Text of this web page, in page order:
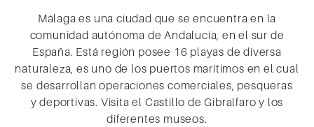
Málaga es una ciudad que se encuentra en la
comunidad autónoma de Andalucía, en el sur de
España. Está región posee 16 playas de diversa
naturaleza, es uno de los puertos marítimos en el cual
se desarrollan operaciones comerciales, pesqueras
y deportivas. Visita el Castillo de Gibralfaro y los
diferentes museos.